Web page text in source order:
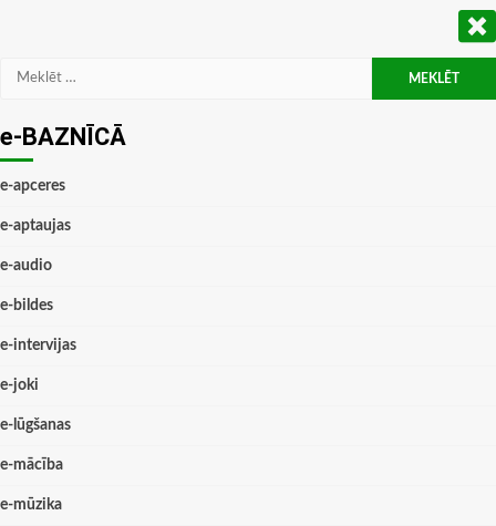
Meklēt:
e-BAZNĪCĀ
e-apceres
e-aptaujas
e-audio
e-bildes
e-intervijas
e-joki
e-lūgšanas
e-mācība
e-mūzika